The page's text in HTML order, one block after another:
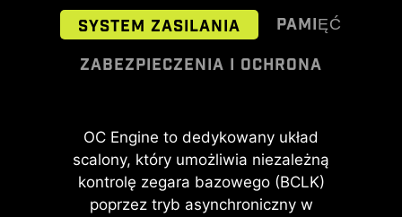
Ten kabel upora się ze żmudną
podłączenie przedniego panelu
obudowy do płyty głównej.
SYSTEM ZASILANIA
PAMIĘĆ
ZABEZPIECZENIA I OCHRONA
OC Engine to dedykowany układ
scalony, który umożliwia niezależną
kontrolę zegara bazowego (BCLK)
poprzez tryb asynchroniczny w
Tryb High-Efficiency Mode został
zaprojektowany z myślą o
optymalizacji wydajności pamięci
poprzez zwiększenie
Diody TVS (Transient Voltage
Suppressors), nazywane również
transilami, to elementy
zabezpieczające wrażliwe układy